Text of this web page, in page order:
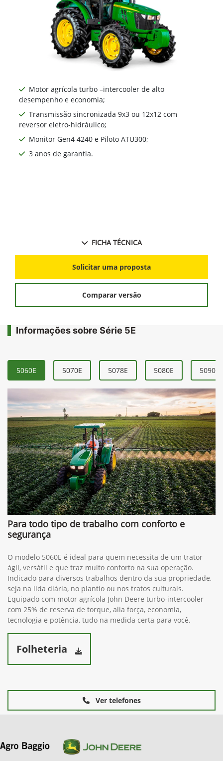
Motor agrícola turbo –intercooler de alto
desempenho e economia;
Transmissão sincronizada 9x3 ou 12x12 com
reversor eletro-hidráulico;
Monitor Gen4 4240 e Piloto ATU300;
3 anos de garantia.
FICHA TÉCNICA
Solicitar uma proposta
Comparar versão
Informações sobre Série 5E
5060E 5070E 5078E 5080E 5090E
Para todo tipo de trabalho com conforto e
segurança
O modelo 5060E é ideal para quem necessita de um trator
ágil, versátil e que traz muito conforto na sua operação.
Indicado para diversos trabalhos dentro da sua propriedade,
seja na lida diária, no plantio ou nos tratos culturais.
Equipado com motor agrícola John Deere turbo-intercooler
com 25% de reserva de torque, alia força, economia,
tecnologia e potência, tudo na medida certa para você.
Folheteria
Ver telefones